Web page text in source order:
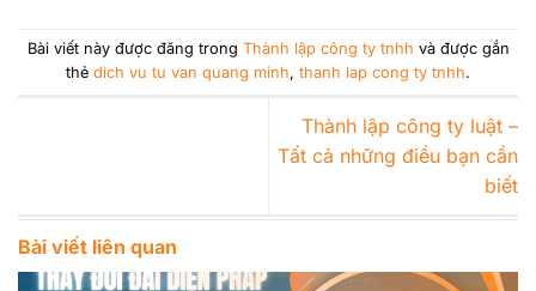
Bài viết này được đăng trong Thành lập công ty tnhh và được gắn
thẻ dich vu tu van quang minh, thanh lap cong ty tnhh.
Thành lập công ty luật –
Tất cả những điều bạn cần
biết
Bài viết liên quan